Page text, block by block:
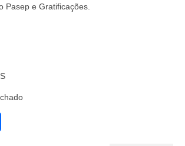
Pasep e Gratificações.